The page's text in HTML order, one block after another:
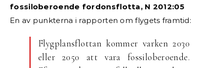
fossiloberoende fordonsflotta, N 2012:05
En av punkterna i rapporten om flygets framtid:
Flygplansflottan kommer varken 2030
eller 2050 att vara fossiloberoende.